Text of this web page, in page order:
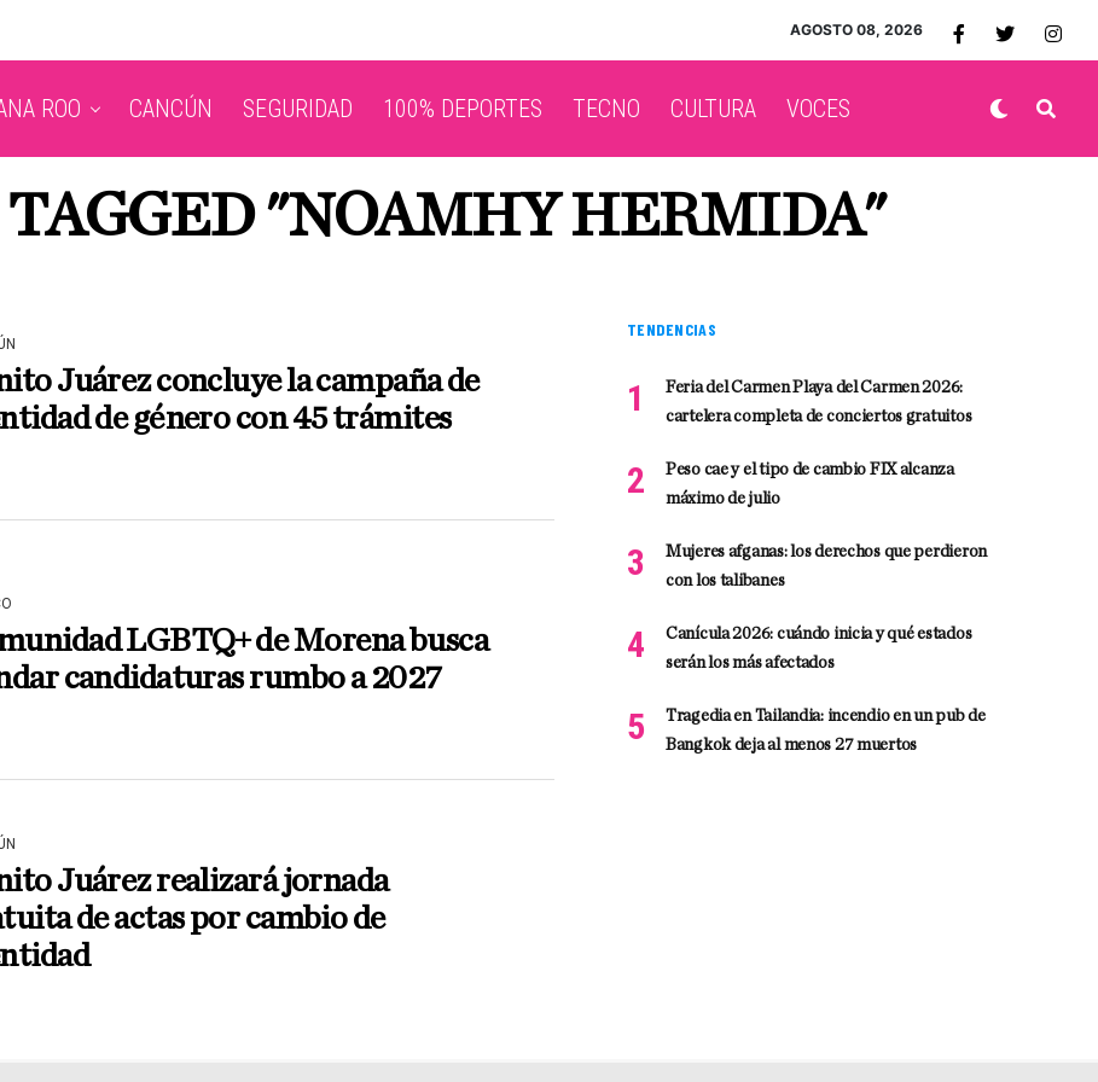
AGOSTO 08, 2026
ROO CANCÚN SEGURIDAD 100% DEPORTES TECNO CULTURA VOCES
TAGGED "NOAMHY HERMIDA"
Juárez concluye la campaña de
de género con 45 trámites
LGBTQ+ de Morena busca
candidaturas rumbo a 2027
Juárez realizará jornada
de actas por cambio de
TENDENCIAS
Feria del Carmen Playa del Carmen 2026:
cartelera completa de conciertos gratuitos
Peso cae y el tipo de cambio FIX alcanza
máximo de julio
Mujeres afganas: los derechos que perdieron
con los talibanes
Canícula 2026: cuándo inicia y qué estados
serán los más afectados
Tragedia en Tailandia: incendio en un pub de
Bangkok deja al menos 27 muertos